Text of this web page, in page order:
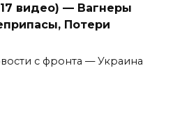
видео) — Вагнеры
Потери
с фронта — Украина